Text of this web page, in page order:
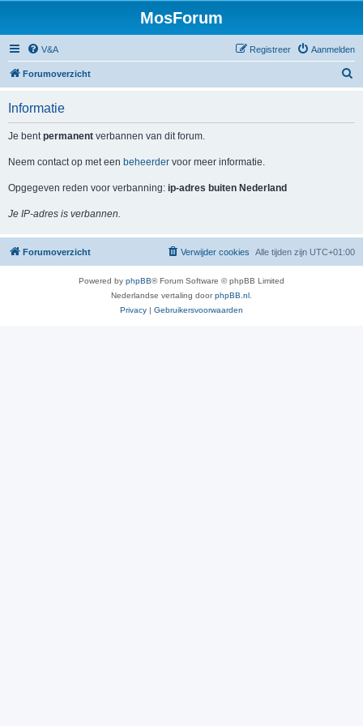
MosForum
V&A Aanmelden
Registreer
Forumoverzicht
Informatie
Je bentpermanent verbannen van dit forum.
Neem contact op met een beheerder voor meer informatie.
Opgegeven reden voor verbanning: ip-adres buiten Nederland
Je IP-adres is verbannen.
Forumoverzicht Alle tijden zijn UTC+01:00
Verwijder cookies
Powered by phpBB® Forum Software © phpBB Limited
Nederlandse vertaling doorphpBB.nl
Privacy | Gebruikersvoorwaarden